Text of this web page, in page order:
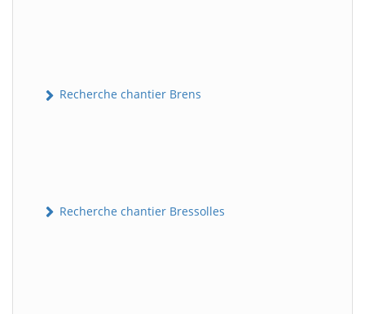
Recherche chantier Brens
Recherche chantier Bressolles